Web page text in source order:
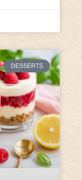
DESSERTS